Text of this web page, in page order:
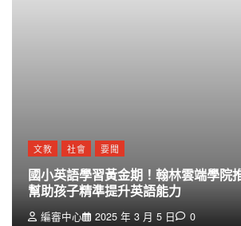
文教 社會 要聞
國小英語學習黃金期！翰林雲端學院
幫助孩子精準提升英語能力
編審中心 2025 年 3 月 5 日 0